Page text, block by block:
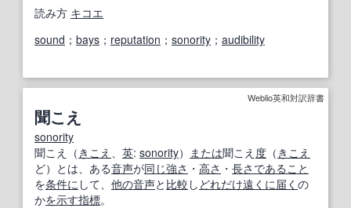
読み方 キコエ
sound ； bays ； reputation ； sonority ； audibility
Weblio英和対訳辞書
聞こえ
sonority
聞こえ（ きこえ 英: sonority） または聞こえ 度 （ きこえ
ど）とは、ある音声が同じ強さ ・ 高さ ・ 長さ であること
を条件に して、 他の音声と 比較 し どれだけ遠くに 届く の
かを示す指標。